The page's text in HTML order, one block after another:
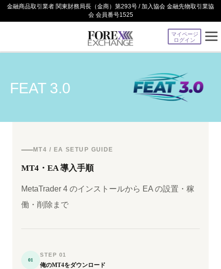
金融商品取引業者 関東財務局長（金商）第293号 / 加入協会 金融先物取引業協
会 会員番号1525
マイページ
ログイン
FEAT 3.0
MT4 / EA SETUP GUIDE
MT4・EA 導入手順
MetaTrader 4 のインストールから EA の設置・稼
働・削除まで
01
STEP 01
俺のMT4をダウンロード